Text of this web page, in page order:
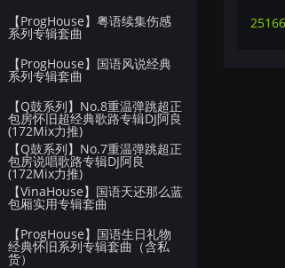
【ProgHouse】粤语续集伤感
系列专辑套曲
【ProgHouse】国语风说经典
系列专辑套曲
【Q鼓系列】No.8重温弹跳超正
包房怀旧超经典歌路专辑DJ阿良
(172Mix力推)
【Q鼓系列】No.7重温弹跳超正
包房说唱歌路专辑DJ阿良
(172Mix力推)
【VinaHouse】国语天还那么蓝
包厢实用专辑套曲
【ProgHouse】国语生日礼物
经典怀旧系列专辑套曲（含私
货）